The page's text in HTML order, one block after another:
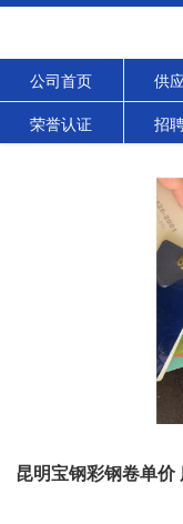
公司首页 供
荣誉认证 招
昆明宝钢彩钢卷单价